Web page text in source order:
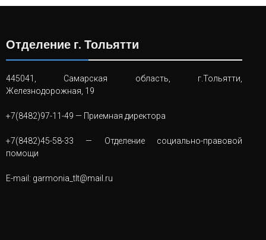
Отделение г. Тольятти
445041, Самарская область, г.Тольятти,
Железнодорожная, 19
+7(8482)97-11-49 — Приемная директора
+7(8482)45-58-33 — Отделение социально-правовой
помощи
E-mail: garmonia_tlt@mail.ru